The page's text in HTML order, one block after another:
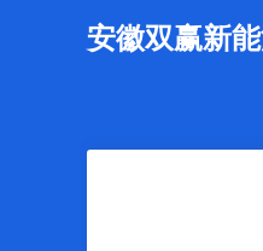
安徽双赢新